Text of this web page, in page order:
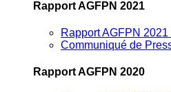
Rapport AGFPN 2021
Rapport AGFPN
Communiqué de
Rapport AGFPN 2020